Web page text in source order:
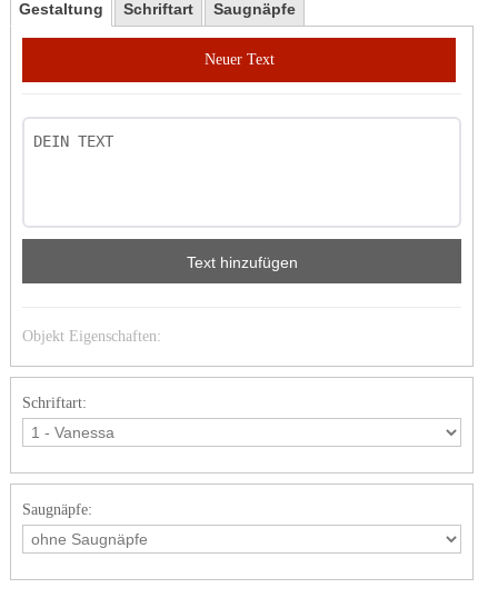
Gestaltung Schriftart Saugnäpfe
Neuer Text
Text hinzufügen
Objekt Eigenschaften:
Schriftart:
Saugnäpfe: